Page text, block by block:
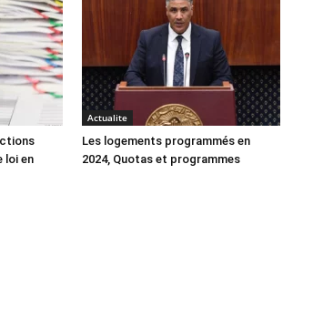
loi en
Actualite
Les logements programmés en
2024, Quotas et programmes